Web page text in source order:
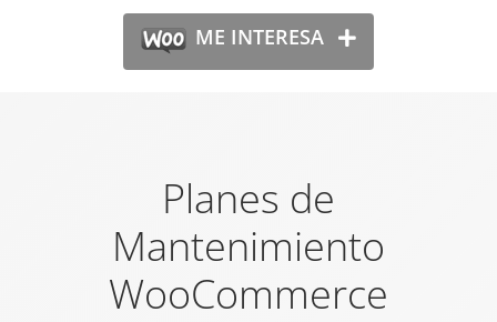
ME INTERESA
Planes de
Mantenimiento
WooCommerce